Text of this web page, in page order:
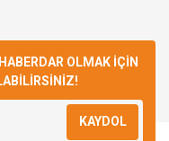
OLMAK İÇİN
KAYDOL